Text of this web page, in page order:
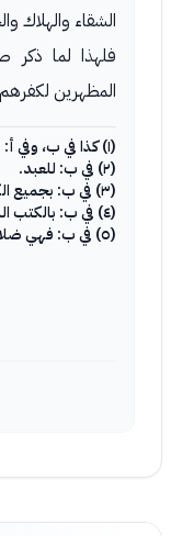
الشقاء والهلاك
فلهذا لما ذكر
المظهرين
(١) كذا في ب، وفي أ: وباطنها.
(٢) في ب: للعبد.
(٣) في ب: بجميع الكتب.
(٤) في ب: بالكتب السماوية كلها.
(٥) في ب: فهي ضلالة.